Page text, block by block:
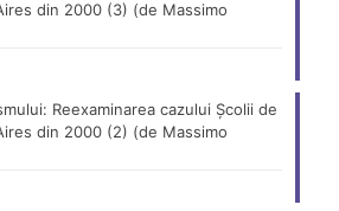
din 2000 (3) (de Massimo
Reexaminarea cazului Școlii de
din 2000 (2) (de Massimo